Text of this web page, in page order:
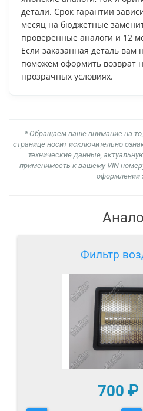
детали. Срок гарантии
месяц на бюджетные
проверенные аналоги и 12
Если заказанная деталь
поможем оформить возврат
прозрачных условиях.
* Обращаем ваше внимание на
странице носит исключительно
технические данные,
применимость к вашему VIN-
оформлении
Фильтр
700 ₽